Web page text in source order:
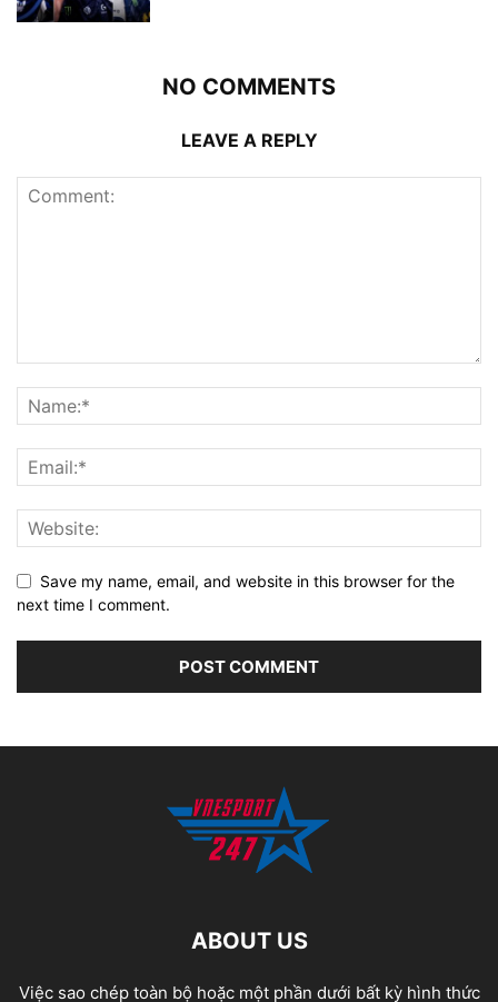
NO COMMENTS
LEAVE A REPLY
Save my name, email, and website in this browser for the
next time I comment.
ABOUT US
Việc sao chép toàn bộ hoặc một phần dưới bất kỳ hình thức